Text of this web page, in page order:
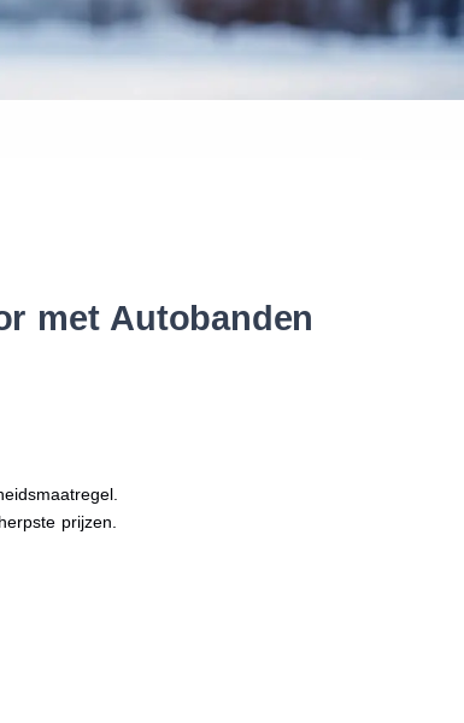
met Autobanden
prijzen.